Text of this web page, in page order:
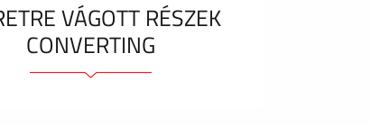
VÁGOTT RÉSZEK
CONVERTING